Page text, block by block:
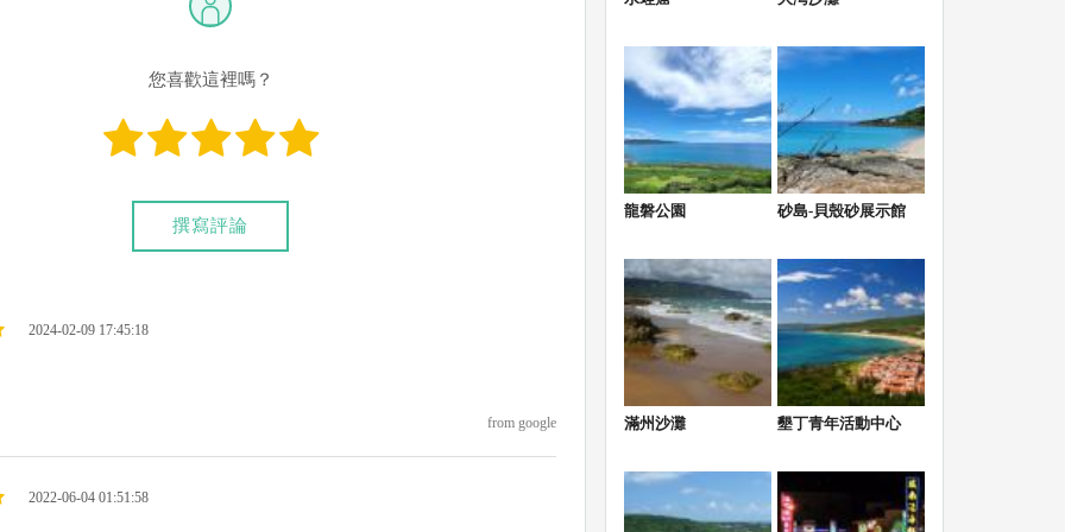
您喜歡這裡嗎？
撰寫評論
2024-02-09 17:45:18
from google
2022-06-04 01:51:58
龍磐公園 砂島-貝殼砂展示館
滿州沙灘 墾丁青年活動中心